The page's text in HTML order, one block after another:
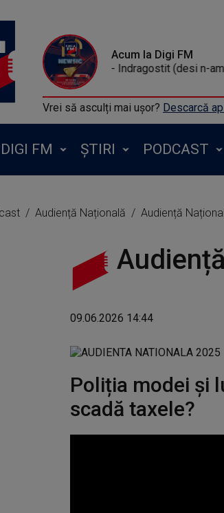
Acum la Digi FM
SMILEY - Indragostit (desi n-am
Vrei să asculți mai ușor? Descarcă
FM ȘTIRI PODCAST
Audiență Națională Audiență
09.06.2026 14:44
Poliția modei și
scadă taxele?